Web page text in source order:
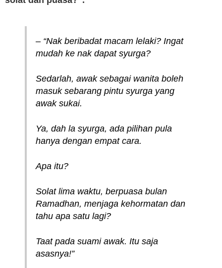
– “Nak beribadat macam lelaki? Ingat
mudah ke nak dapat syurga?
Sedarlah, awak sebagai wanita boleh
masuk sebarang pintu syurga yang
awak sukai.
Ya, dah la syurga, ada pilihan pula
hanya dengan empat cara.
Apa itu?
Solat lima waktu, berpuasa bulan
Ramadhan, menjaga kehormatan dan
tahu apa satu lagi?
Taat pada suami awak. Itu saja
asasnya!”